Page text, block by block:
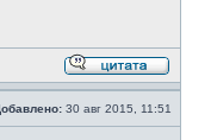
30 авг 2015, 11:51